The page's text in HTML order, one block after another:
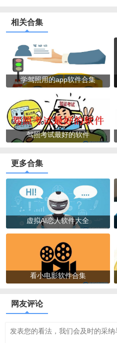
相关合集
学驾照用的app软件合集
驾照考试最好的软件
更多合集
虚拟AI恋人软件大全
看小电影软件合集
网友评论